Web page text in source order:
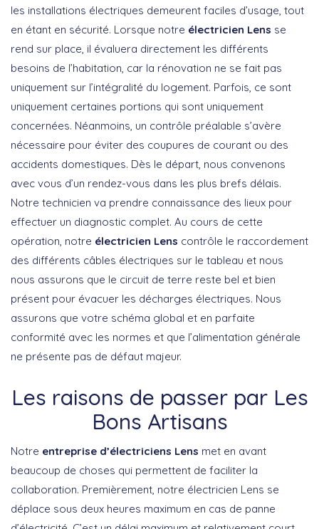
les installations électriques demeurent faciles d’usage, tout
en étant en sécurité. Lorsque notre électricien Lens se
rend sur place, il évaluera directement les différents
besoins de l’habitation, car la rénovation ne se fait pas
uniquement sur l’intégralité du logement. Parfois, ce sont
uniquement certaines portions qui sont uniquement
concernées. Néanmoins, un contrôle préalable s’avère
nécessaire pour éviter des coupures de courant ou des
accidents domestiques. Dès le départ, nous convenons
avec vous d’un rendez-vous dans les plus brefs délais.
Notre technicien va prendre connaissance des lieux pour
effectuer un diagnostic complet. Au cours de cette
opération, notre électricien Lens contrôle le raccordement
des différents câbles électriques sur le tableau et nous
nous assurons que le circuit de terre reste bel et bien
présent pour évacuer les décharges électriques. Nous
assurons que votre schéma global et en parfaite
conformité avec les normes et que l’alimentation générale
ne présente pas de défaut majeur.
Les raisons de passer par Les
Bons Artisans
Notre entreprise d’électriciens Lens met en avant
beaucoup de choses qui permettent de faciliter la
collaboration. Premièrement, notre électricien Lens se
déplace sous deux heures maximum en cas de panne